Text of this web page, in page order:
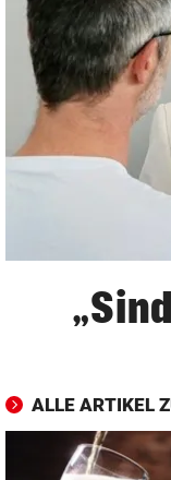
© Krone Multimedia
Muthgasse 2, 1190
ALLE ARTIKEL